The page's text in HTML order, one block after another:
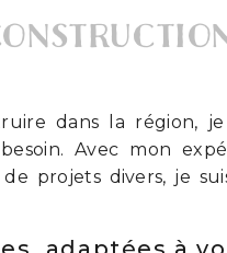
dans la région,
Avec mon
projets divers, je